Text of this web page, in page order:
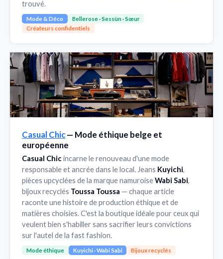
trouvé.
Mode & Déco
Bellerose · Sessùn · Sœur
Créateurs confidentiels
Casual Chic— Mode éthique belge et
européenne
Casual Chicincarne le renouveau d'une mode
responsable et ancrée dans le local. Jeans Kuyichi,
pièces upcyclées de la marque namuroiseWabi Sabi,
bijoux recyclés Toussa Toussa — chaque article
raconte une histoire de production éthique et de
matières choisies. C'est la boutique idéale pour ceux qui
veulent bien s'habiller sans sacrifier leurs convictions
sur l'autel de la fast fashion.
Mode éthique Kuyichi · Wabi Sabi Bijoux recyclés